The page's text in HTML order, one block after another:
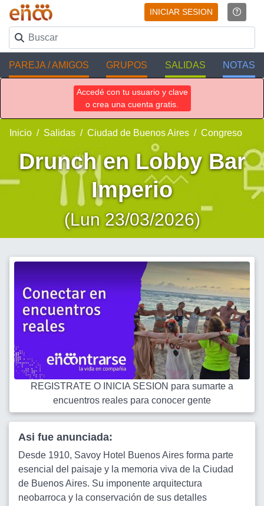
INICIAR SESION
PAREJA / AMIGOS GRUPOS SALIDAS NOTAS
Accedé con tu usuario y clave
o crea una cuenta gratis.
Inicio Salidas Ciudad de Buenos Aires Congreso
Drunch en Lobby Bar
Imperio
(Lun 23/03/2026)
REGISTRATE O INICIA SESION para sumarte a
encuentros reales para conocer gente
Asi fue anunciada:
Desde 1910, Savoy Hotel Buenos Aires forma parte
esencial del paisaje y la memoria viva de la Ciudad
de Buenos Aires. Su imponente arquitectura
neobarroca y la conservación de sus detalles